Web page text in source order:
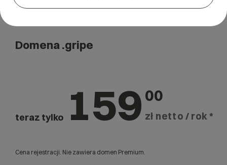
Domena .gripe
teraz tylko 159 00
zł netto / rok *
Cena rejestracji. Nie zawiera domen Premium.